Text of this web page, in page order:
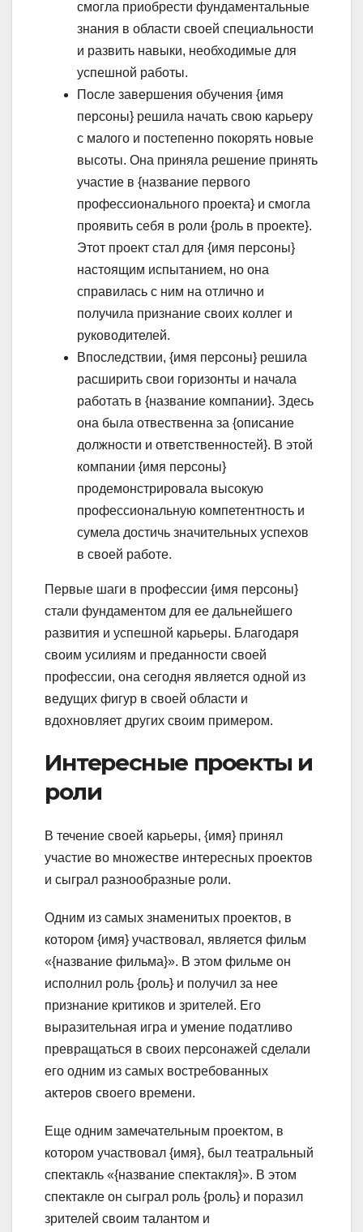
смогла приобрести фундаментальные
знания в области своей специальности
и развить навыки, необходимые для
успешной работы.
После завершения обучения {имя
персоны} решила начать свою карьеру
с малого и постепенно покорять новые
высоты. Она приняла решение принять
участие в {название первого
профессионального проекта} и смогла
проявить себя в роли {роль в проекте}.
Этот проект стал для {имя персоны}
настоящим испытанием, но она
справилась с ним на отлично и
получила признание своих коллег и
руководителей.
Впоследствии, {имя персоны} решила
расширить свои горизонты и начала
работать в {название компании}. Здесь
она была отвественна за {описание
должности и ответственностей}. В этой
компании {имя персоны}
продемонстрировала высокую
профессиональную компетентность и
сумела достичь значительных успехов
в своей работе.
Первые шаги в профессии {имя персоны}
стали фундаментом для ее дальнейшего
развития и успешной карьеры. Благодаря
своим усилиям и преданности своей
профессии, она сегодня является одной из
ведущих фигур в своей области и
вдохновляет других своим примером.
Интересные проекты и
роли
В течение своей карьеры, {имя} принял
участие во множестве интересных проектов
и сыграл разнообразные роли.
Одним из самых знаменитых проектов, в
котором {имя} участвовал, является фильм
«{название фильма}». В этом фильме он
исполнил роль {роль} и получил за нее
признание критиков и зрителей. Его
выразительная игра и умение податливо
превращаться в своих персонажей сделали
его одним из самых востребованных
актеров своего времени.
Еще одним замечательным проектом, в
котором участвовал {имя}, был театральный
спектакль «{название спектакля}». В этом
спектакле он сыграл роль {роль} и поразил
зрителей своим талантом и